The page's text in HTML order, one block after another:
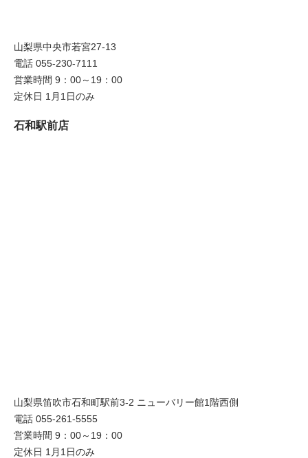
山梨県中央市若宮27-13
電話 055-230-7111
営業時間 9：00～19：00
定休日 1月1日のみ
石和駅前店
山梨県笛吹市石和町駅前3-2 ニューバリー館1階西側
電話 055-261-5555
営業時間 9：00～19：00
定休日 1月1日のみ